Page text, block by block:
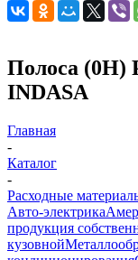
Полоса (0H)
INDASA
Главная
-
Каталог
-
Расходные
Авто-электрика
продукция
кузовной